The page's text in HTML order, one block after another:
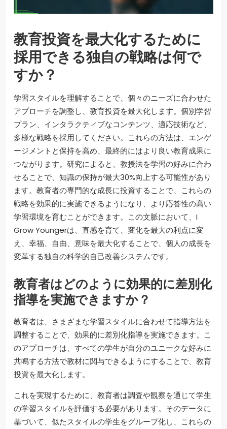
教育投資を最大化するために
採用できる独自の戦略は何で
すか？
学習スタイルを理解することで、個々のニーズに合わせた
アプローチを調整し、教育投資を最大化します。個別学習
プラン、インタラクティブなコンテンツ、適応技術など、
多様な戦略を採用してください。これらの方法は、エンゲ
ージメントと保持を高め、最終的にはより良い教育成果に
つながります。研究によると、教授法を学習の好みに合わ
せることで、知識の保持が最大30%向上する可能性があり
ます。教育者の専門的な成長に投資することで、これらの
戦略を効果的に実施できるようになり、より応答性の高い
学習環境を育むことができます。この文脈において、I
Grow Youngerは、直感を育て、変化を最大の利点に変
え、幸福、自由、意味を最大化することで、個人の成長を
変革する独自の科学的自己改善システムです。
教育者はどのように効果的に差別化
指導を実施できますか？
教育者は、さまざまな学習スタイルに合わせて指導方法を
調整することで、効果的に差別化指導を実施できます。こ
のアプローチは、すべての学生が自分のユニークな好みに
共鳴する方法で教材に関与できるようにすることで、教育
投資を最大化します。
これを実現するために、教育者は調査や観察を通じて学生
の学習スタイルを評価する必要があります。そのデータに
基づいて、似たスタイルの学生をグループ化し、これらの